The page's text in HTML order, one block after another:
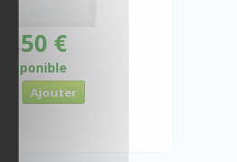
2,50 €
Disponible